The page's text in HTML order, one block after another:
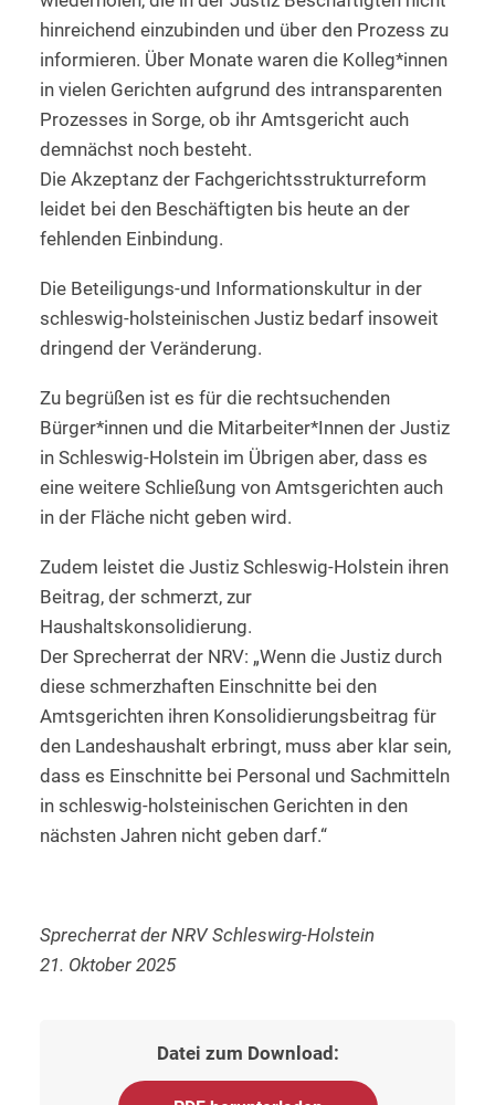
hinreichend einzubinden und über den Prozess zu
informieren. Über Monate waren die Kolleg*innen
in vielen Gerichten aufgrund des intransparenten
Prozesses in Sorge, ob ihr Amtsgericht auch
demnächst noch besteht.
Die Akzeptanz der Fachgerichtsstrukturreform
leidet bei den Beschäftigten bis heute an der
fehlenden Einbindung.
Die Beteiligungs-und Informationskultur in der
schleswig-holsteinischen Justiz bedarf insoweit
dringend der Veränderung.
Zu begrüßen ist es für die rechtsuchenden
Bürger*innen und die Mitarbeiter*Innen der Justiz
in Schleswig-Holstein im Übrigen aber, dass es
eine weitere Schließung von Amtsgerichten auch
in der Fläche nicht geben wird.
Zudem leistet die Justiz Schleswig-Holstein ihren
Beitrag, der schmerzt, zur
Haushaltskonsolidierung.
Der Sprecherrat der NRV: „Wenn die Justiz durch
diese schmerzhaften Einschnitte bei den
Amtsgerichten ihren Konsolidierungsbeitrag für
den Landeshaushalt erbringt, muss aber klar sein,
dass es Einschnitte bei Personal und Sachmitteln
in schleswig-holsteinischen Gerichten in den
nächsten Jahren nicht geben darf.“
Sprecherrat der NRV Schleswirg-Holstein
21. Oktober 2025
Datei zum Download: